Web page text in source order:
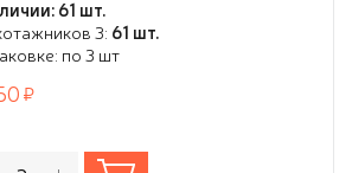
61 шт.
3: 61 шт.
по 3 шт